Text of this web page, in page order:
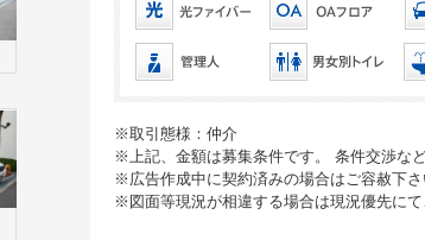
※取引態様：仲介
※上記、金額は募集条件です。 条件交渉な
※広告作成中に契約済みの場合はご容赦下さ
※図面等現況が相違する場合は現況優先にて